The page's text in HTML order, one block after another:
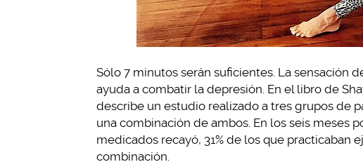
Sólo 7 minutos serán suficientes. La sensación
ayuda a combatir la depresión. En el libro de
describe un estudio realizado a tres grupos de
una combinación de ambos. En los seis meses
medicados recayó, 31% de los que practicaban
combinación.